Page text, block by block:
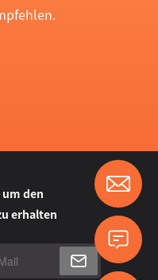
den
erhalten